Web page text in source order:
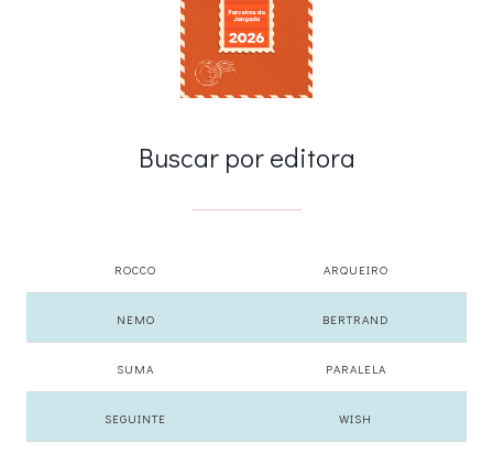
Buscar por editora
ROCCO ARQUEIRO
NEMO BERTRAND
SUMA PARALELA
SEGUINTE WISH